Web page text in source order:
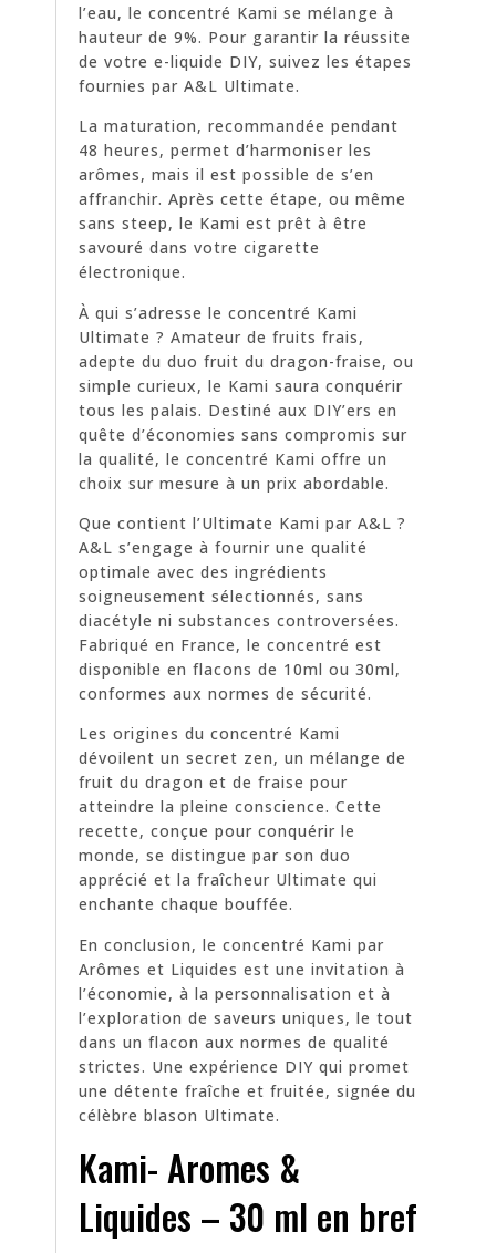
l’eau, le concentré Kami se mélange à
hauteur de 9%. Pour garantir la réussite
de votre e-liquide DIY, suivez les étapes
fournies par A&L Ultimate.
La maturation, recommandée pendant
48 heures, permet d’harmoniser les
arômes, mais il est possible de s’en
affranchir. Après cette étape, ou même
sans steep, le Kami est prêt à être
savouré dans votre cigarette
électronique.
À qui s’adresse le concentré Kami
Ultimate ? Amateur de fruits frais,
adepte du duo fruit du dragon-fraise, ou
simple curieux, le Kami saura conquérir
tous les palais. Destiné aux DIY’ers en
quête d’économies sans compromis sur
la qualité, le concentré Kami offre un
choix sur mesure à un prix abordable.
Que contient l’Ultimate Kami par A&L ?
A&L s’engage à fournir une qualité
optimale avec des ingrédients
soigneusement sélectionnés, sans
diacétyle ni substances controversées.
Fabriqué en France, le concentré est
disponible en flacons de 10ml ou 30ml,
conformes aux normes de sécurité.
Les origines du concentré Kami
dévoilent un secret zen, un mélange de
fruit du dragon et de fraise pour
atteindre la pleine conscience. Cette
recette, conçue pour conquérir le
monde, se distingue par son duo
apprécié et la fraîcheur Ultimate qui
enchante chaque bouffée.
En conclusion, le concentré Kami par
Arômes et Liquides est une invitation à
l’économie, à la personnalisation et à
l’exploration de saveurs uniques, le tout
dans un flacon aux normes de qualité
strictes. Une expérience DIY qui promet
une détente fraîche et fruitée, signée du
célèbre blason Ultimate.
Kami- Aromes &
Liquides – 30 ml en bref